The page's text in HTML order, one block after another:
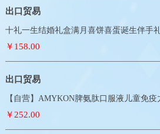
出口贸易
十礼一生结婚礼盒满月喜饼喜蛋诞生伴手
￥158.00
出口贸易
￥252.00